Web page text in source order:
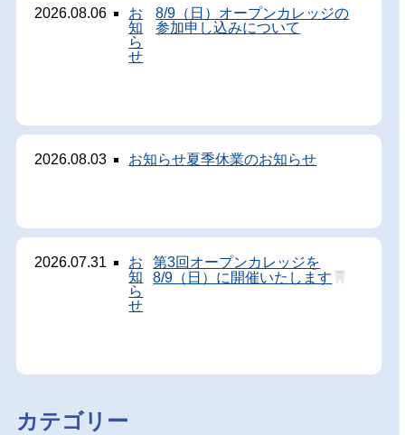
2026.08.06
お
知
ら
せ
8/9（日）オープンカレッジの
参加申し込みについて
2026.08.03 お知らせ夏季休業のお知らせ
2026.07.31
お
知
ら
せ
第3回オープンカレッジを
8/9（日）に開催いたします
カテゴリー